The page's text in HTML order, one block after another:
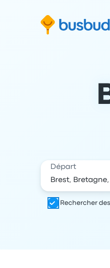
Départ
Rechercher